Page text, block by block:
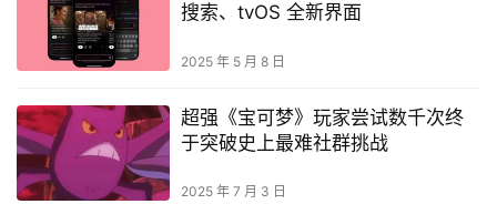
搜索、tvOS 全新界面
2025 年 5 月 8 日
超强《宝可梦》玩家尝试数千次终
于突破史上最难社群挑战
2025 年 7 月 3 日